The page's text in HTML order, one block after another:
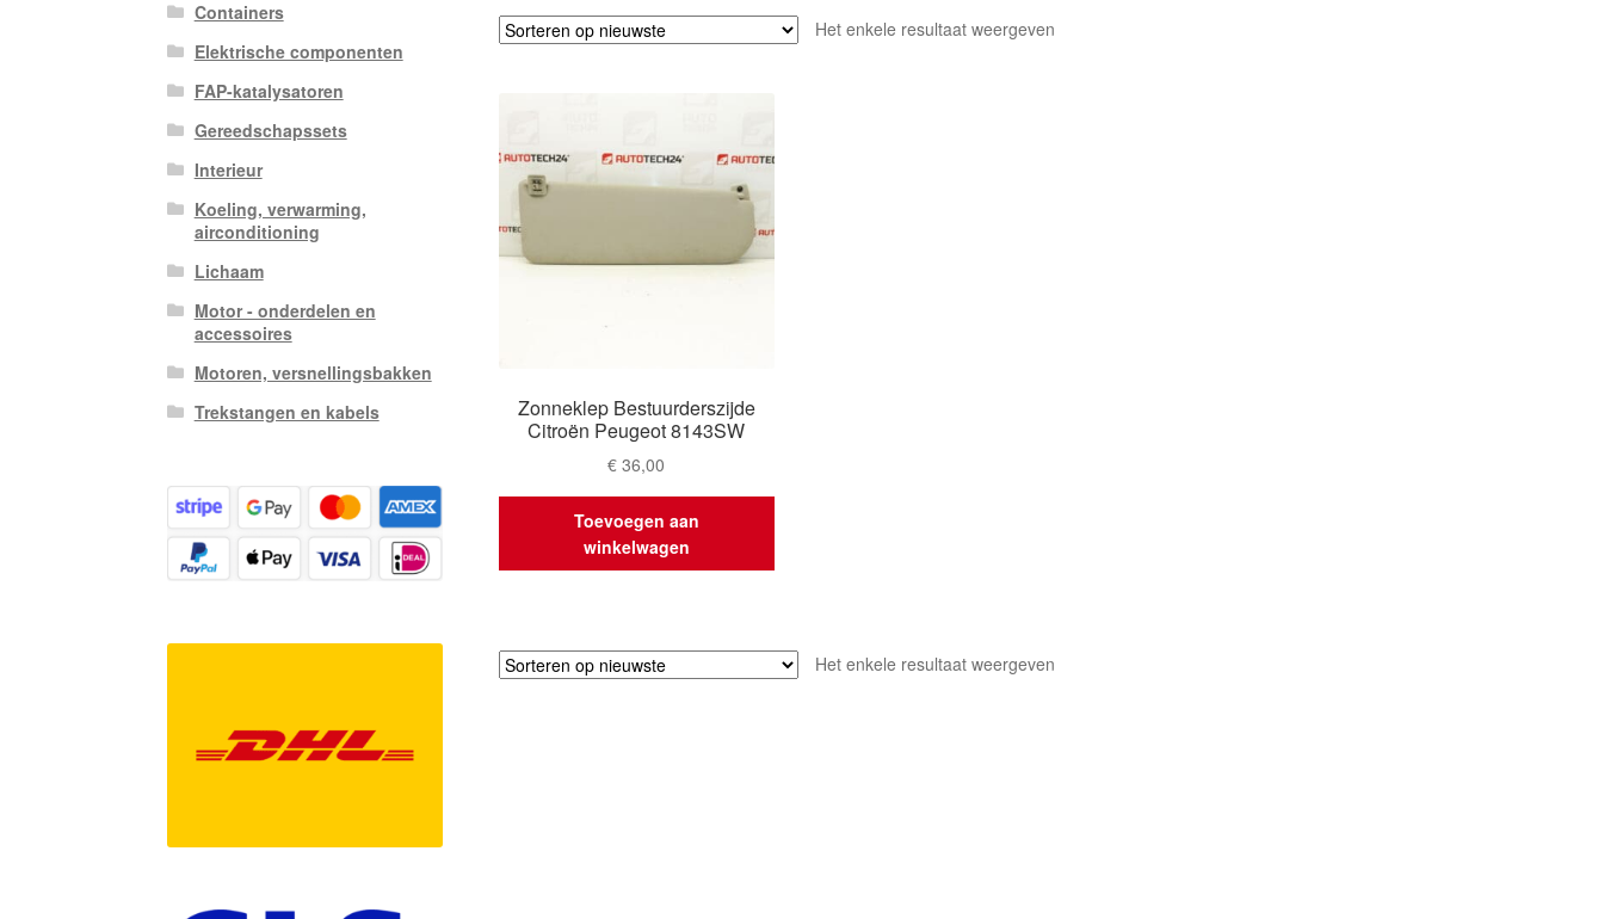
Het enkele resultaat weergeven
Zonneklep Bestuurderszijde
Citroën Peugeot 8143SW
€ 36,00
Toevoegen aan
winkelwagen
Het enkele resultaat weergeven
Containers
Elektrische componenten
FAP-katalysatoren
Gereedschapssets
Interieur
Koeling, verwarming,
airconditioning
Lichaam
Motor - onderdelen en
accessoires
Motoren, versnellingsbakken
Trekstangen en kabels